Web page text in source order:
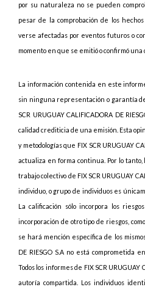
por su naturaleza no se pueden
pesar de la comprobación de los
verse afectadas por eventos futuros o
momento en que se emitió o confirmó una
La información contenida en este
sin ninguna representación o garantía
SCR URUGUAY CALIFICADORA DE
calidad crediticia de una emisión. Esta
y metodologías que FIX SCR URUGUAY
actualiza en forma continua. Por lo
trabajo colectivo de FIX SCR URUGUAY
individuo, o grupo de individuos es
La calificación sólo incorpora los
incorporación de otro tipo de riesgos,
se hará mención específica de los
DE RIESGO S.A no está comprometida
Todos los informes de FIX SCR URUGUAY
autoría compartida. Los individuos